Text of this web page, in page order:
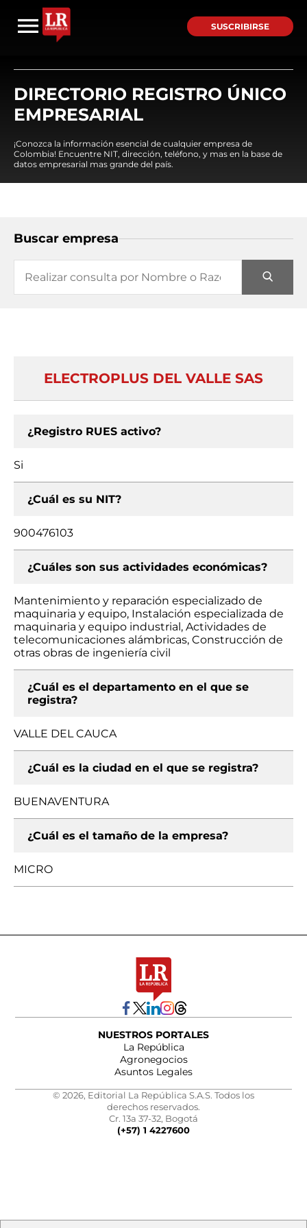
SUSCRIBIRSE
DIRECTORIO REGISTRO ÚNICO
EMPRESARIAL
¡Conozca la información esencial de cualquier empresa de
Colombia! Encuentre NIT, dirección, teléfono, y mas en la base de
datos empresarial mas grande del país.
Buscar empresa
ELECTROPLUS DEL VALLE SAS
¿Registro RUES activo?
Si
¿Cuál es su NIT?
900476103
¿Cuáles son sus actividades económicas?
Mantenimiento y reparación especializado de
maquinaria y equipo, Instalación especializada de
maquinaria y equipo industrial, Actividades de
telecomunicaciones alámbricas, Construcción de
otras obras de ingeniería civil
¿Cuál es el departamento en el que se
registra?
VALLE DEL CAUCA
¿Cuál es la ciudad en el que se registra?
BUENAVENTURA
¿Cuál es el tamaño de la empresa?
MICRO
NUESTROS PORTALES
La República
Agronegocios
Asuntos Legales
© 2026, Editorial La República S.A.S. Todos los
derechos reservados.
Cr. 13a 37-32, Bogotá
(+57) 1 4227600